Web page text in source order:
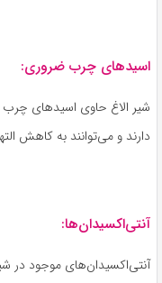
اسیدهای چرب ضروری:
دارند و می‌توانند به کاهش
آنتی‌اکسیدان‌ها:
آنتی‌اکسیدان‌های موجود در